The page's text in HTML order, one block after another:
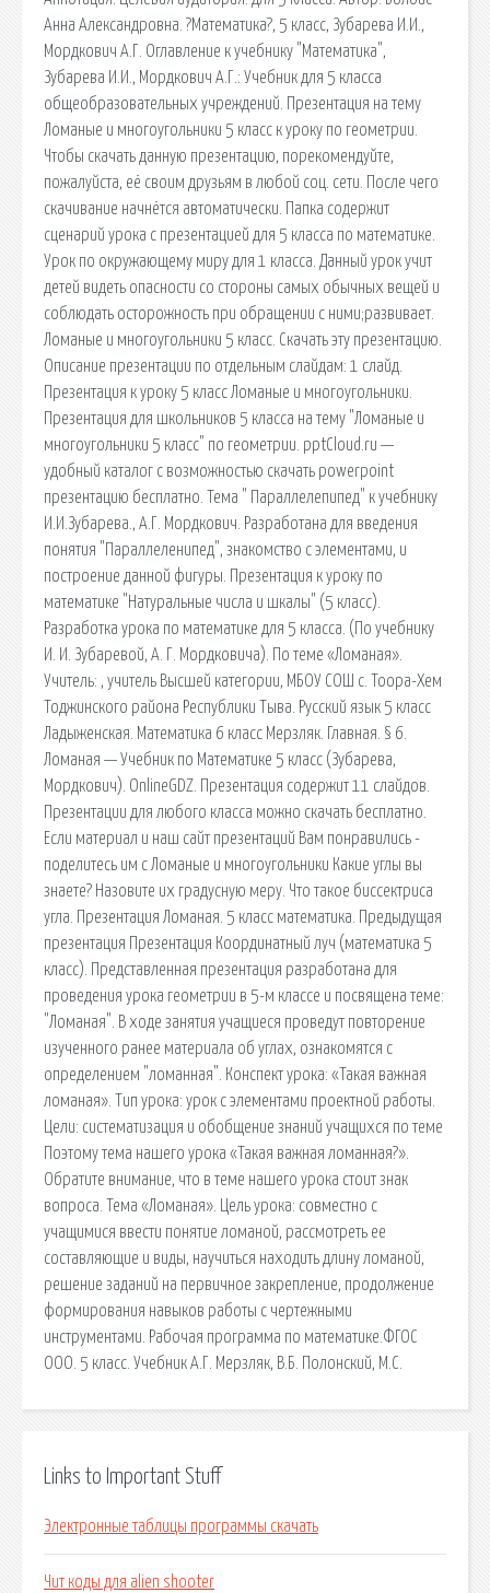
Анна Александровна. ?Математика?, 5 класс, Зубарева И.И.,
Мордкович А.Г. Оглавление к учебнику "Математика",
Зубарева И.И., Мордкович А.Г.: Учебник для 5 класса
общеобразовательных учреждений. Презентация на тему
Ломаные и многоугольники 5 класс к уроку по геометрии.
Чтобы скачать данную презентацию, порекомендуйте,
пожалуйста, её своим друзьям в любой соц. сети. После чего
скачивание начнётся автоматически. Папка содержит
сценарий урока с презентацией для 5 класса по математике.
Урок по окружающему миру для 1 класса. Данный урок учит
детей видеть опасности со стороны самых обычных вещей и
соблюдать осторожность при обращении с ними;развивает.
Ломаные и многоугольники 5 класс. Скачать эту презентацию.
Описание презентации по отдельным слайдам: 1 слайд.
Презентация к уроку 5 класс Ломаные и многоугольники.
Презентация для школьников 5 класса на тему "Ломаные и
многоугольники 5 класс" по геометрии. pptCloud.ru —
удобный каталог с возможностью скачать powerpoint
презентацию бесплатно. Тема " Параллелепипед" к учебнику
И.И.Зубарева., А.Г. Мордкович. Разработана для введения
понятия "Параллеленипед", знакомство с элементами, и
построение данной фигуры. Презентация к уроку по
математике "Натуральные числа и шкалы" (5 класс).
Разработка урока по математике для 5 класса. (По учебнику
И. И. Зубаревой, А. Г. Мордковича). По теме «Ломаная».
Учитель: , учитель Высшей категории, МБОУ СОШ с. Тоора-Хем
Тоджинского района Республики Тыва. Русский язык 5 класс
Ладыженская. Математика 6 класс Мерзляк. Главная. § 6.
Ломаная — Учебник по Математикe 5 класс (Зубарева,
Мордкович). OnlineGDZ. Презентация содержит 11 слайдов.
Презентации для любого класса можно скачать бесплатно.
Если материал и наш сайт презентаций Вам понравились -
поделитесь им с Ломаные и многоугольники Какие углы вы
знаете? Назовите их градусную меру. Что такое биссектриса
угла. Презентация Ломаная. 5 класс математика. Предыдущая
презентация Презентация Координатный луч (математика 5
класс). Представленная презентация разработана для
проведения урока геометрии в 5-м классе и посвящена теме:
"Ломаная". В ходе занятия учащиеся проведут повторение
изученного ранее материала об углах, ознакомятся с
определением "ломанная". Конспект урока: «Такая важная
ломаная». Тип урока: урок с элементами проектной работы.
Цели: систематизация и обобщение знаний учащихся по теме
Поэтому тема нашего урока «Такая важная ломанная?».
Обратите внимание, что в теме нашего урока стоит знак
вопроса. Тема «Ломаная». Цель урока: совместно с
учащимися ввести понятие ломаной, рассмотреть ее
составляющие и виды, научиться находить длину ломаной,
решение заданий на первичное закрепление, продолжение
формирования навыков работы с чертежными
инструментами. Рабочая программа по математике.ФГОС
ООО. 5 класс. Учебник А.Г. Мерзляк, В.Б. Полонский, М.С.
Links to Important Stuff
Электронные таблицы программы скачать
Чит коды для alien shooter